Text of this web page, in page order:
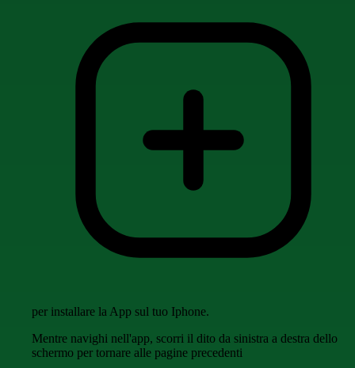
per installare la App sul tuo Iphone.
Mentre navighi nell'app, scorri il dito da sinistra a destra dello
schermo per tornare alle pagine precedenti